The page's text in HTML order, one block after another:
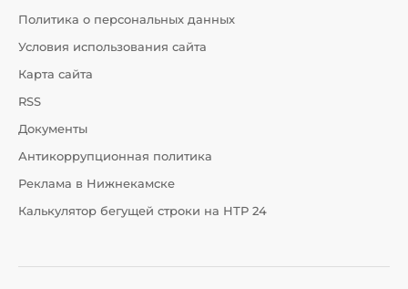
Политика о персональных данных
Условия использования сайта
Карта сайта
RSS
Документы
Антикоррупционная политика
Реклама в Нижнекамске
Калькулятор бегущей строки на НТР 24